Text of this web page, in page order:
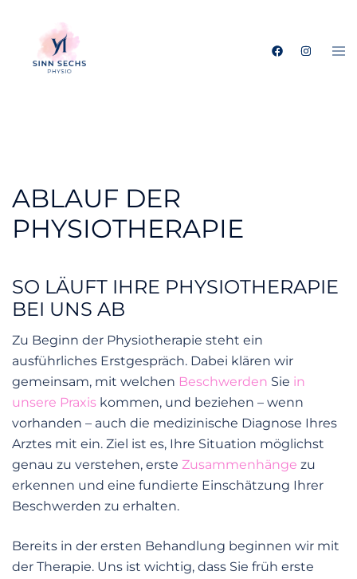
content
ABLAUF DER
PHYSIOTHERAPIE
SO LÄUFT IHRE PHYSIOTHERAPIE
BEI UNS AB
Zu Beginn der Physiotherapie steht ein
ausführliches Erstgespräch. Dabei klären wir
gemeinsam, mit welchen Beschwerden Sie in
unsere Praxis kommen, und beziehen – wenn
vorhanden – auch die medizinische Diagnose Ihres
Arztes mit ein. Ziel ist es, Ihre Situation möglichst
genau zu verstehen, erste Zusammenhänge zu
erkennen und eine fundierte Einschätzung Ihrer
Beschwerden zu erhalten.
Bereits in der ersten Behandlung beginnen wir mit
der Therapie. Uns ist wichtig, dass Sie früh erste